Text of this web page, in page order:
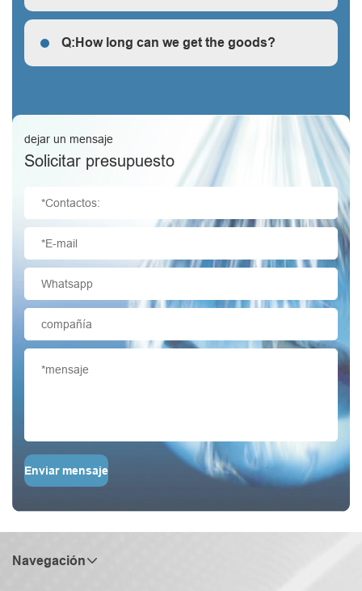
Q: How does your factory do regarding quality control?
Q:How long can we get the goods?
dejar un mensaje
Solicitar presupuesto
Enviar mensaje
Navegación